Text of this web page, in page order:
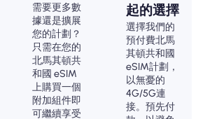
需要更多數
據還是擴展
您的計劃？
只需在您的
北馬其頓共
和國 eSIM
上購買一個
附加組件即
可繼續享受
起的選擇
選擇我們的
預付費北馬
其頓共和國
eSIM計劃，
以無憂的
4G/5G連
接。預先付